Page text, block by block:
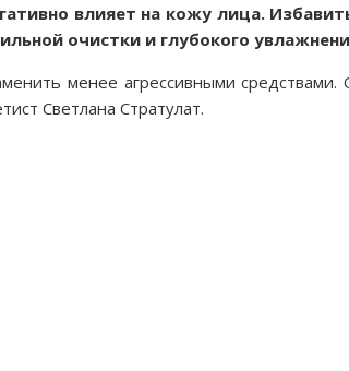
влияет на кожу лица.
очистки и глубокого
менее агрессивными средствами.
Светлана Стратулат.